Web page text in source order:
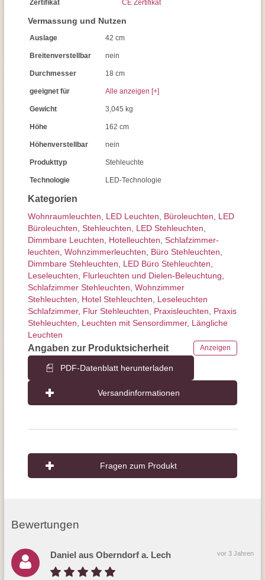
Kategorien
Wohnraum­leuchten LED Leuchten Büroleuchten
LED
Büroleuchten Stehleuchten LED Stehleuchten
Dimmbare Leuchten
Hotelleuchten Schlafzimmer­
leuchten Wohnzimmer­leuchten Büro Stehleuchten
Dimmbare Stehleuchten
LED Büro Stehleuchten
Leseleuchten
Flurleuchten und Dielen-Beleuchtung
Schlafzimmer Stehleuchten Wohnzimmer
Stehleuchten
Hotel Stehleuchten
Leseleuchten
Schlafzimmer, Flur Stehleuchten Praxisleuchten
Praxis
Stehleuchten
Leuchten mit Sensordimmer, Längliche
Leuchten
Angaben zur Produktsicherheit Anzeigen
PDF-Datenblatt herunterladen
Versandinformationen
Zertifikat CE Zertifikat
Vermassung und Nutzen
Auslage 42 cm
Breitenverstellbar nein
Durchmesser 18 cm
geeignet für Alle anzeigen [+]
Gewicht 3,045 kg
Höhe 162 cm
Höhenverstellbar nein
Produkttyp Stehleuchte
Technologie LED-Technologie
Fragen zum Produkt
Bewertungen
Daniel aus Oberndorf a. Lech vor 3 Jahren